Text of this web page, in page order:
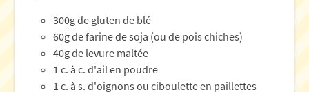
300g de gluten de blé
60g de farine de soja (ou de pois chiches)
40g de levure maltée
1 c. à c. d'ail en poudre
1 c. à s. d'oignons ou ciboulette en paillettes